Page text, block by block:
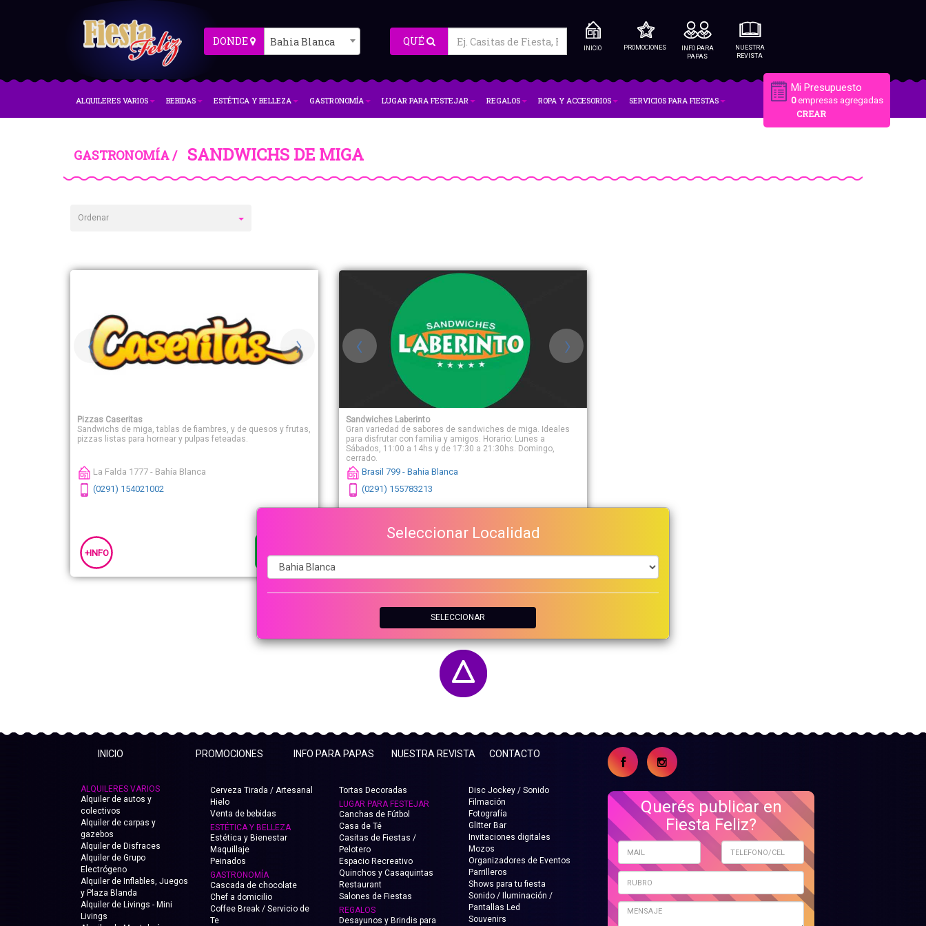
DONDE Bahia Blanca QUÉ
INICIO PROMOCIONES
INFO PARA
PAPAS
NUESTRA
REVISTA
ALQUILERES VARIOS BEBIDAS ESTÉTICA Y BELLEZA GASTRONOMÍA LUGAR PARA FESTEJAR REGALOS ROPA Y ACCESORIOS SERVICIOS PARA FIESTAS
Mi Presupuesto
0empresas agregadas
CREAR
GASTRONOMÍA / SANDWICHS DE MIGA
Ordenar
Pizzas Caseritas
Sandwichs de miga, tablas de fiambres, y de quesos y frutas,
pizzas listas para hornear y pulpas feteadas.
La Falda 1777 - Bahía Blanca
(0291) 154021002
+INFO
Sandwiches Laberinto
Gran variedad de sabores de sandwiches de miga. Ideales
para disfrutar con familia y amigos. Horario: Lunes a
Sábados, 11:00 a 14hs y de 17:30 a 21:30hs. Domingo,
cerrado.
Brasil 799 - Bahia Blanca
(0291) 155783213
INICIO PROMOCIONES INFO PARA PAPAS NUESTRA REVISTA CONTACTO
ALQUILERES VARIOS
Alquiler de autos y
colectivos
Alquiler de carpas y
gazebos
Alquiler de Disfraces
Alquiler de Grupo
Electrógeno
Alquiler de Inflables, Juegos
y Plaza Blanda
Alquiler de Livings - Mini
Livings
Cerveza Tirada / Artesanal
Hielo
Venta de bebidas
ESTÉTICA Y BELLEZA
Estética y Bienestar
Maquillaje
Peinados
GASTRONOMÍA
Cascada de chocolate
Chef a domicilio
Coffee Break / Servicio de
Te
Tortas Decoradas
LUGAR PARA FESTEJAR
Canchas de Fútbol
Casa de Té
Casitas de Fiestas /
Pelotero
Espacio Recreativo
Quinchos y Casaquintas
Restaurant
Salones de Fiestas
REGALOS
Desayunos y Brindis para
Disc Jockey / Sonido
Filmación
Fotografía
Glitter Bar
Invitaciones digitales
Mozos
Organizadores de Eventos
Parrilleros
Shows para tu fiesta
Sonido / Iluminación /
Pantallas Led
Souvenirs
Querés publicar en
Fiesta Feliz?
Seleccionar Localidad
SELECCIONAR